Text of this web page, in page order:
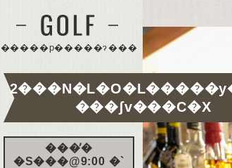
���X�͌��z������̃v���������p�ӂ��Ă���܂��B
�����p�����ɂ���
���ʃv���C�X
���̕�
�S���@9:00 �`